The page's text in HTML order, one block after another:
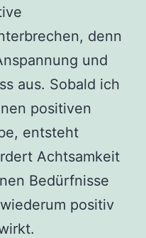
denn
und
aus. Sobald ich
positiven
entsteht
Achtsamkeit
Bedürfnisse
positiv